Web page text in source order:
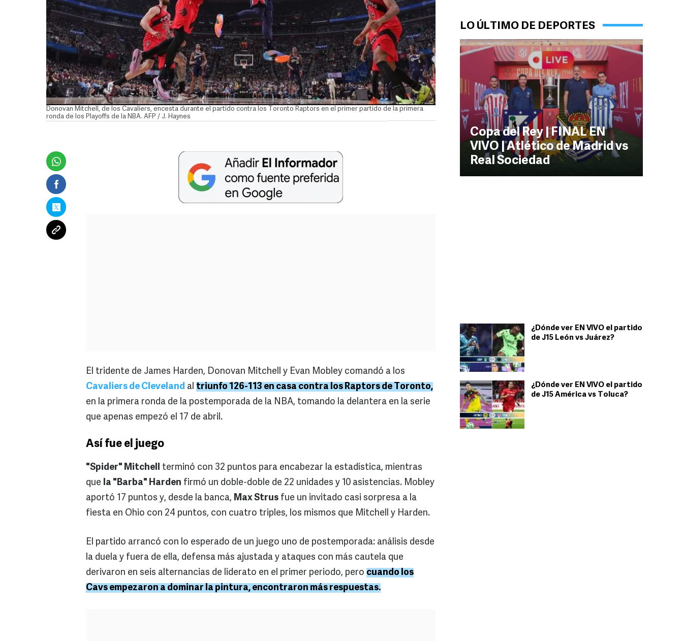
LO ÚLTIMO DE DEPORTES
Copa del Rey | FINAL EN
VIVO | Atlético de Madrid vs
Real Sociedad
¿Dónde ver EN VIVO el partido
de J15 León vs Juárez?
¿Dónde ver EN VIVO el partido
de J15 América vs Toluca?
Donovan Mitchell, de los Cavaliers, encesta durante el partido contra los Toronto Raptors en el primer partido de la primera
ronda de los Playoffs de la NBA. AFP / J. Haynes
El tridente de James Harden, Donovan Mitchell y Evan Mobley comandó a los
Cavaliers de Cleveland al triunfo 126-113 en casa contra los Raptors de Toronto,
en la primera ronda de la postemporada de la NBA, tomando la delantera en la serie
que apenas empezó el 17 de abril.
Así fue el juego
"Spider" Mitchell terminó con 32 puntos para encabezar la estadística, mientras
que la "Barba" Harden firmó un doble-doble de 22 unidades y 10 asistencias. Mobley
aportó 17 puntos y, desde la banca, Max Strus fue un invitado casi sorpresa a la
fiesta en Ohio con 24 puntos, con cuatro triples, los mismos que Mitchell y Harden.
El partido arrancó con lo esperado de un juego uno de postemporada: análisis desde
la duela y fuera de ella, defensa más ajustada y ataques con más cautela que
derivaron en seis alternancias de liderato en el primer periodo, pero cuando los
Cavs empezaron a dominar la pintura, encontraron más respuestas.